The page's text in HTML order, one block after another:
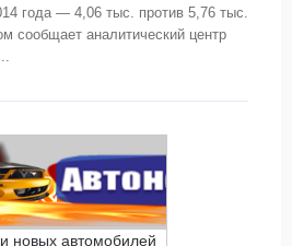
года — 4,06 тыс. против 5,76 тыс.
сообщает аналитический центр